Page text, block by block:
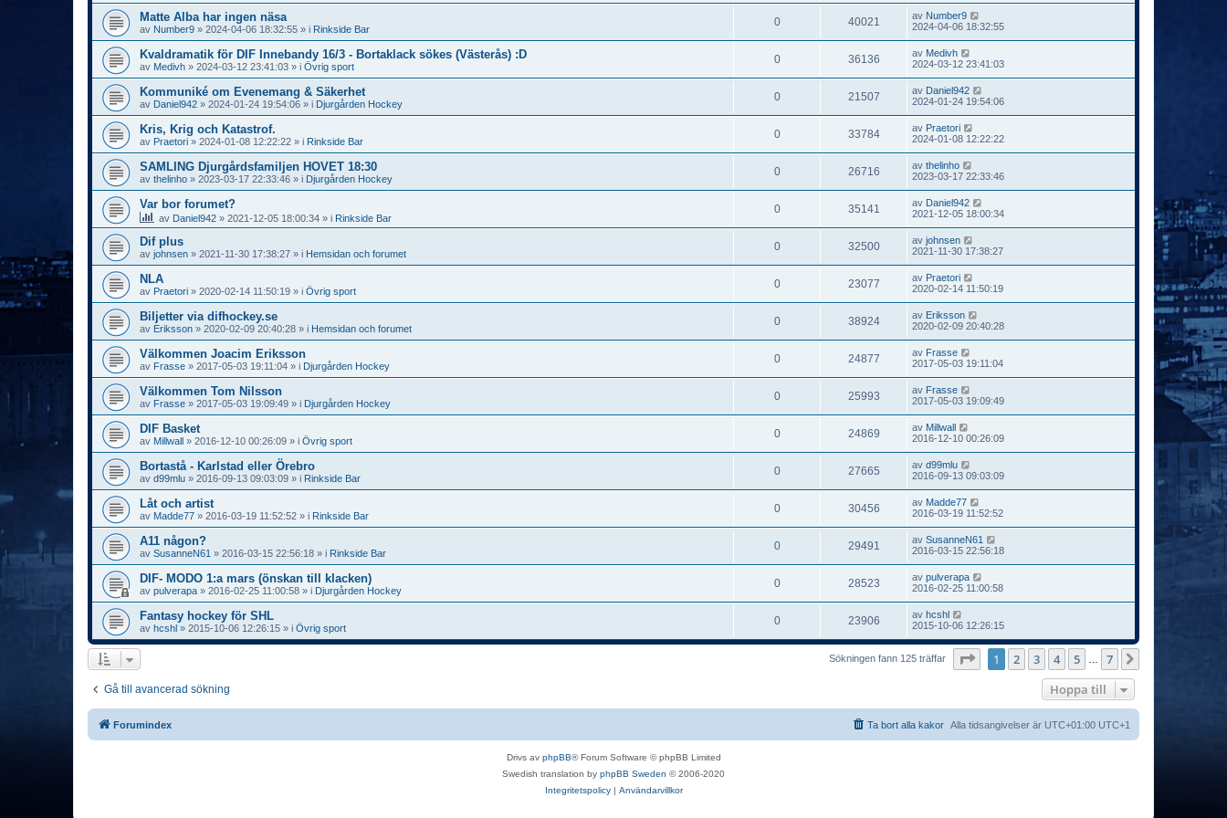
Matte Alba har ingen näsa
av Number9 » 2024-04-06 18:32:55 » i Rinkside Bar
0 40021 av Number9
2024-04-06 18:32:55
Kvaldramatik för DIF Innebandy 16/3 - Bortaklack sökes (Västerås) :D
av Medivh » 2024-03-12 23:41:03 » i Övrig sport
0 36136 av Medivh
2024-03-12 23:41:03
Kommuniké om Evenemang & Säkerhet
av Daniel942 » 2024-01-24 19:54:06 » i Djurgården Hockey
0 21507 av Daniel942
2024-01-24 19:54:06
Kris, Krig och Katastrof.
av Praetori » 2024-01-08 12:22:22 » i Rinkside Bar
0 33784 av Praetori
2024-01-08 12:22:22
SAMLING Djurgårdsfamiljen HOVET 18:30
av thelinho » 2023-03-17 22:33:46 » i Djurgården Hockey
0 26716 av thelinho
2023-03-17 22:33:46
Var bor forumet?
av Daniel942 » 2021-12-05 18:00:34 » i Rinkside Bar
0 35141 av Daniel942
2021-12-05 18:00:34
Dif plus
av johnsen » 2021-11-30 17:38:27 » i Hemsidan och forumet
0 32500 av johnsen
2021-11-30 17:38:27
NLA
av Praetori » 2020-02-14 11:50:19 » i Övrig sport
0 23077 av Praetori
2020-02-14 11:50:19
Biljetter via difhockey.se
av Eriksson » 2020-02-09 20:40:28 » i Hemsidan och forumet
0 38924 av Eriksson
2020-02-09 20:40:28
Välkommen Joacim Eriksson
av Frasse » 2017-05-03 19:11:04 » i Djurgården Hockey
0 24877 av Frasse
2017-05-03 19:11:04
Välkommen Tom Nilsson
av Frasse » 2017-05-03 19:09:49 » i Djurgården Hockey
0 25993 av Frasse
2017-05-03 19:09:49
DIF Basket
av Millwall » 2016-12-10 00:26:09 » i Övrig sport
0 24869 av Millwall
2016-12-10 00:26:09
Bortastå - Karlstad eller Örebro
av d99mlu » 2016-09-13 09:03:09 » i Rinkside Bar
0 27665 av d99mlu
2016-09-13 09:03:09
Låt och artist
av Madde77 » 2016-03-19 11:52:52 » i Rinkside Bar
0 30456 av Madde77
2016-03-19 11:52:52
A11 någon?
av SusanneN61 » 2016-03-15 22:56:18 » i Rinkside Bar
0 29491 av SusanneN61
2016-03-15 22:56:18
DIF- MODO 1:a mars (önskan till klacken)
av pulverapa » 2016-02-25 11:00:58 » i Djurgården Hockey
0 28523 av pulverapa
2016-02-25 11:00:58
Fantasy hockey för SHL
av hcshl » 2015-10-06 12:26:15 » i Övrig sport
0 23906 av hcshl
2015-10-06 12:26:15
Sökningen fann 125 träffar Sida av 7
1 2 3 4 5 7
Gå till avancerad sökning Hoppa till
Forumindex Alla tidsangivelser är UTC+01:00 UTC+1
Ta bort alla kakor
Drivs av phpBB® Forum Software © phpBB Limited
Swedish translation by phpBB Sweden © 2006-2020
Integritetspolicy| Användarvillkor